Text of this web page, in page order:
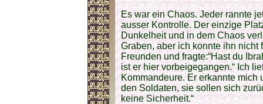
Es war ein Chaos. Jeder rannte
ausser Kontrolle. Der einzige
Dunkelheit und in dem Chaos
Graben, aber ich konnte ihn
Freunden und fragte:“Hast du
ist er hier vorbeigegangen.“ Ich
Kommandeure. Er erkannte mich
den Soldaten, sie sollen sich
keine Sicherheit.“